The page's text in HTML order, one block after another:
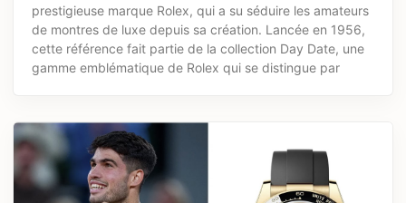
prestigieuse marque Rolex, qui a su séduire les amateurs
de montres de luxe depuis sa création. Lancée en 1956,
cette référence fait partie de la collection Day Date, une
gamme emblématique de Rolex qui se distingue par